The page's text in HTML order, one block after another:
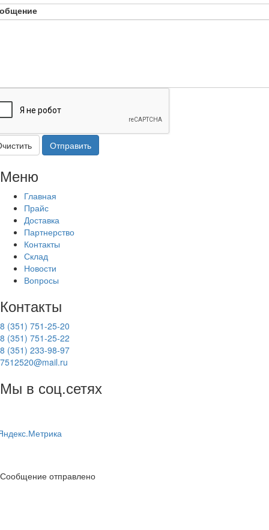
Отправить
Меню
Главная
Прайс
Доставка
Партнерство
Контакты
Склад
Новости
Вопросы
Контакты
8 (351) 751-25-20
8 (351) 751-25-22
8 (351) 233-98-97
7512520@mail.ru
Мы в соц.сетях
Сообщение отправлено